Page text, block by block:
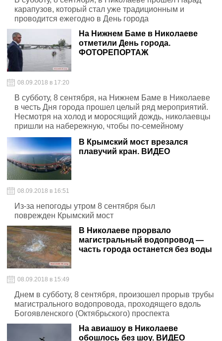
карапузов, который стал уже традиционным и
проводится ежегодно в День города
На Нижнем Баме в Николаеве
отметили День города.
ФОТОРЕПОРТАЖ
08.09.2018 в 17:20
В субботу, 8 сентября, на Нижнем Баме в Николаеве
в честь Дня города прошел целый ряд мероприятий.
Несмотря на холод и моросящий дождь, николаевцы
пришли на набережную, чтобы по-семейному
отметить праздник
В Крымский мост врезался
плавучий кран. ВИДЕО
08.09.2018 в 16:51
Из-за непогоды утром 8 сентября был
поврежден Крымский мост
В Николаеве прорвало
магистральный водопровод —
часть города останется без воды
08.09.2018 в 15:49
Днем в субботу, 8 сентября, произошел прорыв трубы
магистрального водопровода, проходящего вдоль
Богоявленского (Октябрьского) проспекта
На авиашоу в Николаеве
обошлось без шоу. ВИДЕО